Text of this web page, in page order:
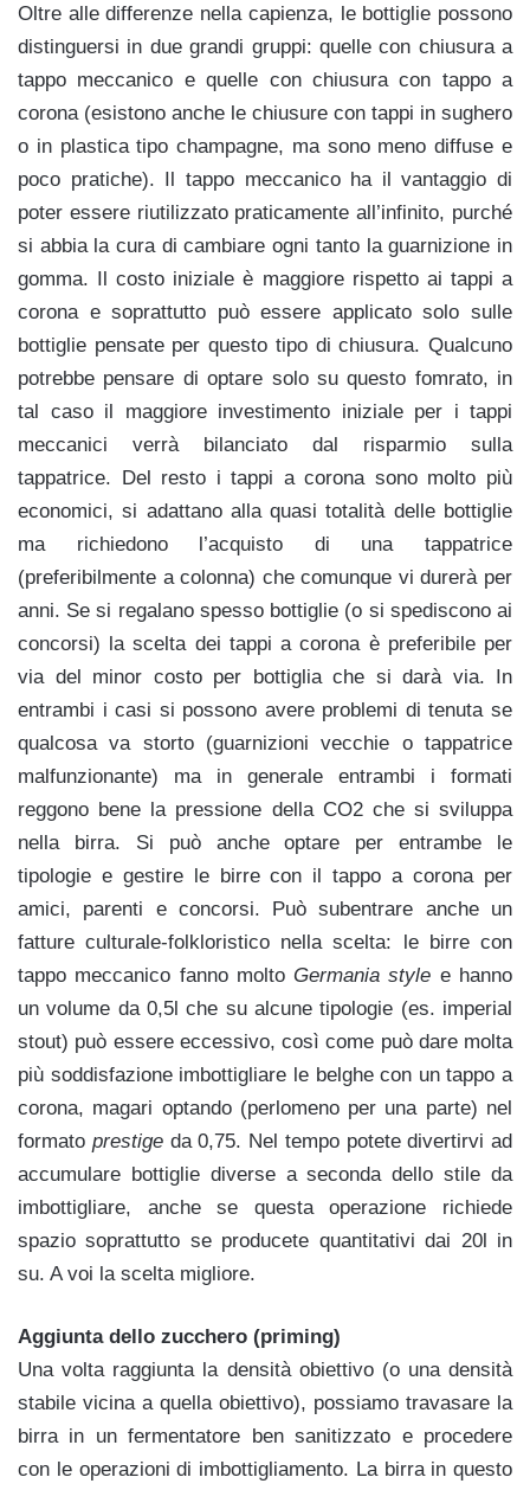
Oltre alle differenze nella capienza, le bottiglie possono
distinguersi in due grandi gruppi: quelle con chiusura a
tappo meccanico e quelle con chiusura con tappo a
corona (esistono anche le chiusure con tappi in sughero
o in plastica tipo champagne, ma sono meno diffuse e
poco pratiche). Il tappo meccanico ha il vantaggio di
poter essere riutilizzato praticamente all’infinito, purché
si abbia la cura di cambiare ogni tanto la guarnizione in
gomma. Il costo iniziale è maggiore rispetto ai tappi a
corona e soprattutto può essere applicato solo sulle
bottiglie pensate per questo tipo di chiusura. Qualcuno
potrebbe pensare di optare solo su questo fomrato, in
tal caso il maggiore investimento iniziale per i tappi
meccanici verrà bilanciato dal risparmio sulla
tappatrice. Del resto i tappi a corona sono molto più
economici, si adattano alla quasi totalità delle bottiglie
ma richiedono l’acquisto di una tappatrice
(preferibilmente a colonna) che comunque vi durerà per
anni. Se si regalano spesso bottiglie (o si spediscono ai
concorsi) la scelta dei tappi a corona è preferibile per
via del minor costo per bottiglia che si darà via. In
entrambi i casi si possono avere problemi di tenuta se
qualcosa va storto (guarnizioni vecchie o tappatrice
malfunzionante) ma in generale entrambi i formati
reggono bene la pressione della CO2 che si sviluppa
nella birra. Si può anche optare per entrambe le
tipologie e gestire le birre con il tappo a corona per
amici, parenti e concorsi. Può subentrare anche un
fatture culturale-folkloristico nella scelta: le birre con
tappo meccanico fanno moltoGermania style e hanno
un volume da 0,5l che su alcune tipologie (es. imperial
stout) può essere eccessivo, così come può dare molta
più soddisfazione imbottigliare le belghe con un tappo a
corona, magari optando (perlomeno per una parte) nel
formato prestigeda 0,75. Nel tempo potete divertirvi ad
accumulare bottiglie diverse a seconda dello stile da
imbottigliare, anche se questa operazione richiede
spazio soprattutto se producete quantitativi dai 20l in
su. A voi la scelta migliore.
Aggiunta dello zucchero (priming)
Una volta raggiunta la densità obiettivo (o una densità
stabile vicina a quella obiettivo), possiamo travasare la
birra in un fermentatore ben sanitizzato e procedere
con le operazioni di imbottigliamento. La birra in questo